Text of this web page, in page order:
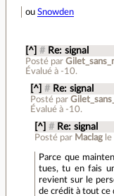
ou Snowden
[^] # Re: signal
Posté par
Évalué à -10.
[^] # Re: signal
Posté par
Évalué à -10.
[^] # Re: signal
Posté par Maclag
Parce que
tues, tu en fais
revient sur le
de crédit à tout ce